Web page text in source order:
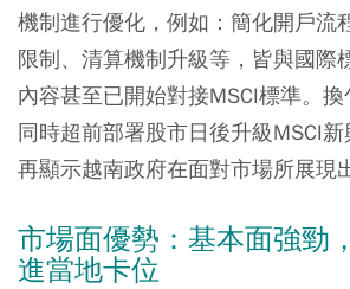
機制進行優化，例如：簡化開戶流
限制、清算機制升級等，皆與國際
內容甚至已開始對接MSCI標準。
同時超前部署股市日後升級MSCI
再顯示越南政府在面對市場所展現
市場面優勢：基本面強勁
進當地卡位